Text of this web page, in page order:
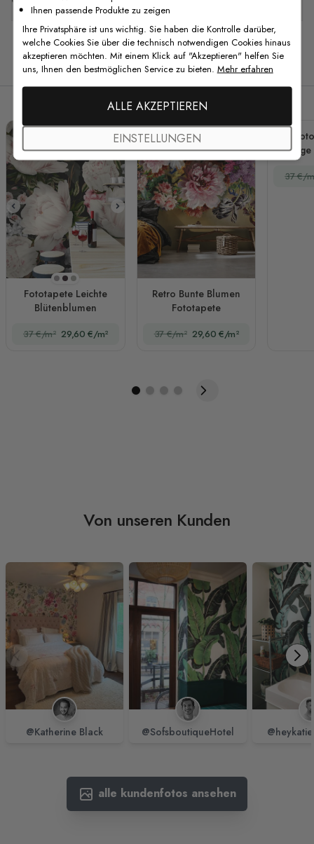
Verwandte Produkte
Dunkelgrau
Dunkelviolett
Beige
Fototapete Leichte
Blütenblumen
37 €/m² 29,60 €/m²
Retro Bunte Blumen
Fototapete
37 €/m² 29,60 €/m²
37 €/
Von unseren Kunden
@Katherine Black @SofsboutiqueHotel
alle kundenfotos ansehen
Ihnen passende Produkte zu zeigen
Ihre Privatsphäre ist uns wichtig. Sie haben die Kontrolle darüber,
welche Cookies Sie über die technisch notwendigen Cookies hinaus
akzeptieren möchten. Mit einem Klick auf "Akzeptieren" helfen Sie
uns, Ihnen den bestmöglichen Service zu bieten. Mehr erfahren
ALLE AKZEPTIEREN
EINSTELLUNGEN